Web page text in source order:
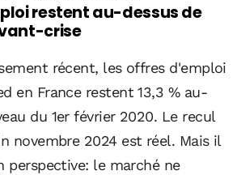
restent au-dessus de
crise
récent, les offres d'emploi
en France restent 13,3 % au-
du 1er février 2020. Le recul
novembre 2024 est réel. Mais il
perspective: le marché ne